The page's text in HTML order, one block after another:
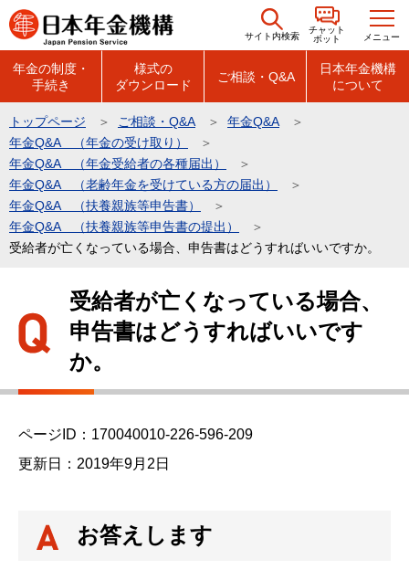
こ
の
の
先
頭
で
す
サイト内検索
チャット
ボット
メニュー
年金の制度・
手続き
様式の
ダウンロード
ご相談・Q&A
日本年金機構
について
トップページ ご相談・Q&A
年金Q&A
年金Q&A （年金の受け取り）
年金Q&A （年金受給者の各種届出）
年金Q&A （老齢年金を受けている方の届出）
年金Q&A （扶養親族等申告書）
年金Q&A （扶養親族等申告書の提出）
受給者が亡くなっている場合、申告書はどうすればいいですか。
受給者が亡くなっている場合、
申告書はどうすればいいです
か。
ページID：170040010-226-596-209
更新日：2019年9月2日
お答えします